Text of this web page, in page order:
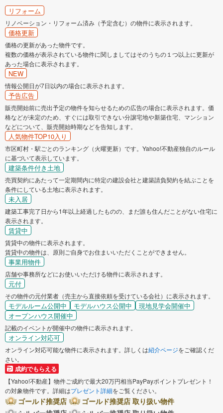
リフォーム
リノベーション・リフォーム済み（予定含む）の物件に表示されます。
価格更新
価格の更新があった物件です。
複数の価格が表示されている物件に関しましてはそのうちの１つ以上に更新が
あった場合に表示されます。
NEW
情報公開日が7日以内の場合に表示されます。
予告広告
販売開始前に売出予定の物件を知らせるための広告の場合に表示されます。価
格などが未定のため、すぐには取引できない分譲宅地や新築住宅、マンション
などについて、販売開始時期などを告知します。
人気物件TOP10入り
市区町村・駅ごとのランキング（火曜更新）です。Yahoo!不動産独自のルール
に基づいて表示しています。
建築条件付き土地
売買契約にあたって一定期間内に特定の建設会社と建築請負契約を結ぶことを
条件にしている土地に表示されます。
未入居
建築工事完了日から1年以上経過したものの、まだ誰も住んだことがない住宅に
表示されます。
賃貸中
賃貸中の物件に表示されます。
賃貸中の物件は、原則ご自身でお住まいいただくことができません。
事業用物件
店舗や事務所などにお使いいただける物件に表示されます。
元付
その物件の元付業者（売主から直接依頼を受けている会社）に表示されます。
モデルルーム公開中 モデルハウス公開中
現地見学会開催中
オープンハウス開催中
記載のイベントが開催中の物件に表示されます。
オンライン対応可
オンライン対応可能な物件に表示されます。詳しくは紹介ページをご確認くだ
さい。
成約でもらえる
【Yahoo!不動産】物件ご成約で最大20万円相当PayPayポイントプレゼント！
の対象物件です。詳細はプレゼント詳細をご覧ください。
ゴールド推奨店
ゴールド推奨店 取り扱い物件